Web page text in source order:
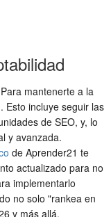
mantenerte a la
Esto incluye seguir las
de SEO, y, lo
y avanzada.
de Aprender21 te
actualizado para no
implementarlo
no solo "rankea en
y más allá.